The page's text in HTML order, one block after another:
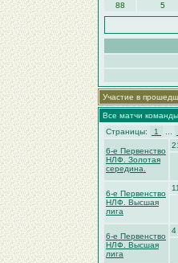
88
5
Участие в
Все матчи команды
Страницы:
1
6-е Первенство
НЛФ. Золотая
середина.
6-е Первенство
НЛФ. Высшая
лига
6-е Первенство
НЛФ. Высшая
лига
4